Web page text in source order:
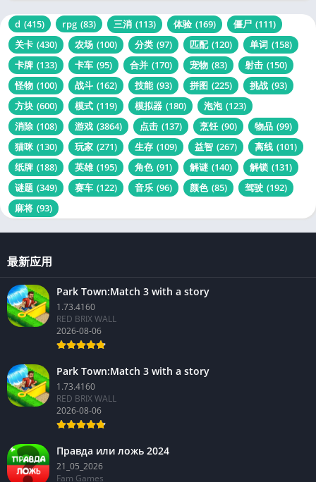
d (415) rpg (83) 三消 (113) 体验 (169) 僵尸 (111)
关卡 (430) 农场 (100) 分类 (97) 匹配 (120) 单词 (158)
卡牌 (133) 卡车 (95) 合并 (170) 宠物 (83) 射击 (150)
怪物 (100) 战斗 (162) 技能 (93) 拼图 (225) 挑战 (93)
方块 (600) 模式 (119) 模拟器 (180) 泡泡 (123)
消除 (108) 游戏 (3864) 点击 (137) 烹饪 (90) 物品 (99)
猫咪 (130) 玩家 (271) 生存 (109) 益智 (267) 离线 (101)
纸牌 (188) 英雄 (195) 角色 (91) 解谜 (140) 解锁 (131)
谜题 (349) 赛车 (122) 音乐 (96) 颜色 (85) 驾驶 (192)
麻将 (93)
最新应用
Park Town:Match 3 with a story
1.73.4160
RED BRIX WALL
2026-08-06
Park Town:Match 3 with a story
1.73.4160
RED BRIX WALL
2026-08-06
Правда или ложь 2024
21_05_2026
Fam Games